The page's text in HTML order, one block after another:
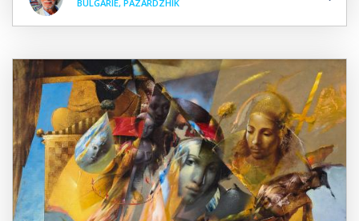
BULGARIE, PAZARDZHIK